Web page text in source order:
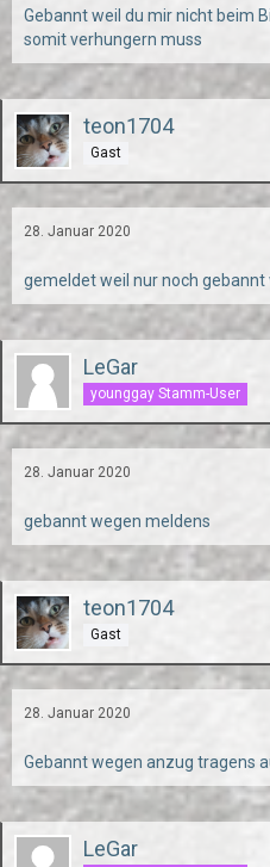
Gebannt weil du mir nicht beim
somit verhungern muss
teon1704
Gast
28. Januar 2020
gemeldet weil nur noch gebannt
LeGar
younggay Stamm-User
28. Januar 2020
gebannt wegen meldens
teon1704
Gast
28. Januar 2020
Gebannt wegen anzug tragens
LeGar